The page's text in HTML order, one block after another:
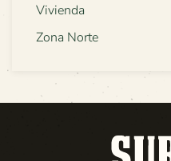
Vivienda
Zona Norte